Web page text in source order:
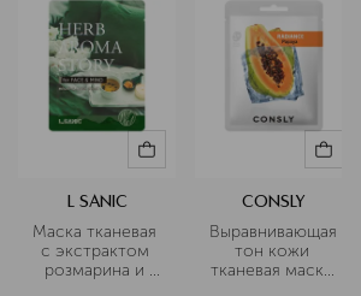
происходит от корейского слова 산
(san), что значит «гора». В нём
отражается связь с родиной марки
— Южной Кореей, которую часто
называют «страной гор». Кроме
того, это слово стало символом
устремлённости бренда к новым
вершинам, инновациям и созданию
эффективных средств для ухода за
кожей.
Подробнее
L SANIC
Маска тканевая
с экстрактом
розмарина и
CONSLY
Выравнивающая
тон кожи
тканевая маска